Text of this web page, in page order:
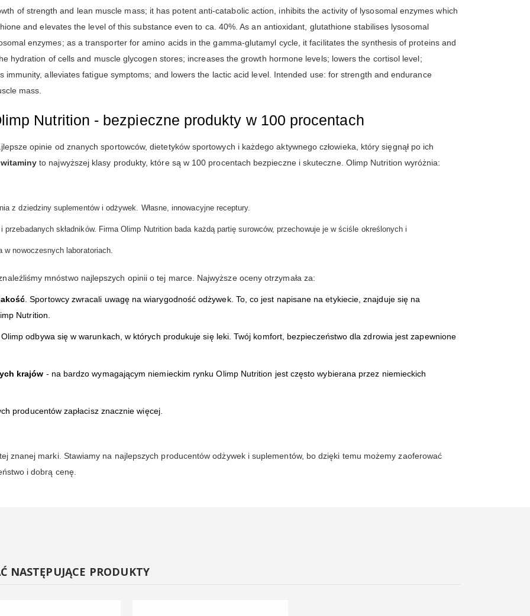
of strength and lean muscle mass; it has potent anti-catabolic action, inhibits the activity of lysosomal enzymes which
and elevates the level of this substance even to ca. 40%. As an antioxidant, glutathione stabilises lysosomal
enzymes; as a transporter for amino acids in the gamma-glutamyl cycle, it facilitates the synthesis of proteins and
hydration of cells and muscle glycogen stores; increases the growth hormone levels; lowers the cortisol level;
alleviates fatigue symptoms; and lowers the lactic acid level. Intended use: for strength and endurance
mass.
Nutrition - bezpieczne produkty w 100 procentach
opinie od znanych sportowców, dietetyków sportowych i każdego aktywnego człowieka, który sięgnął po ich
to najwyższej klasy produkty, które są w 100 procentach bezpieczne i skuteczne. Olimp Nutrition wyróżnia:
z dziedziny suplementów i odżywek. Własne, innowacyjne receptury.
składników. Firma Olimp Nutrition bada każdą partię surowców, przechowuje je w ściśle określonych i
w nowoczesnych laboratoriach.
mnóstwo najlepszych opinii o tej marce. Najwyższe oceny otrzymała za:
. Sportowcy zwracali uwagę na wiarygodność odżywek. To, co jest napisane na etykiecie, znajduje się na
Nutrition.
odbywa się w warunkach, w których produkuje się leki. Twój komfort, bezpieczeństwo dla zdrowia jest zapewnione
krajów - na bardzo wymagającym niemieckim rynku Olimp Nutrition jest często wybierana przez niemieckich
producentów zapłacisz znacznie więcej.
znanej marki. Stawiamy na najlepszych producentów odżywek i suplementów, bo dzięki temu możemy zaoferować
i dobrą cenę.
NASTĘPUJĄCE PRODUKTY